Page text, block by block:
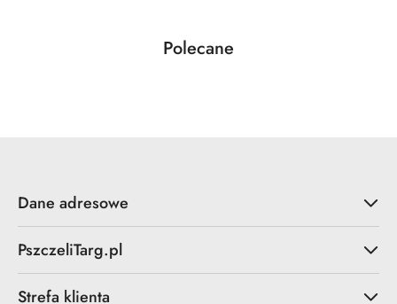
Pomiń karuzelę produktów
Produkty
Polecane
Dane adresowe
PszczeliTarg.pl
Strefa klienta